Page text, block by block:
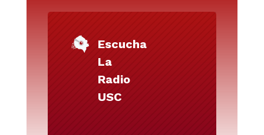
Escucha
La
Radio
USC